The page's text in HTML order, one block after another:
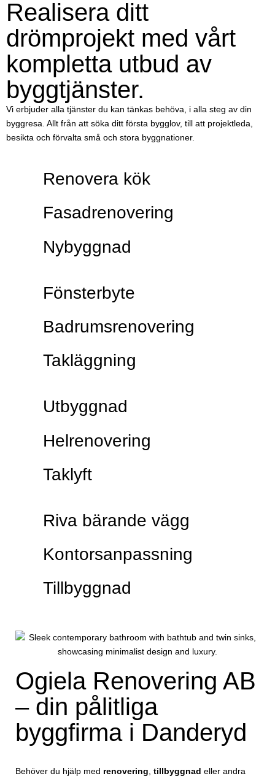
Realisera ditt
drömprojekt med vårt
kompletta utbud av
byggtjänster.
Vi erbjuder alla tjänster du kan tänkas behöva, i alla steg av din
byggresa. Allt från att söka ditt första bygglov, till att projektleda,
besikta och förvalta små och stora byggnationer.
Renovera kök
Fasadrenovering
Nybyggnad
Fönsterbyte
Badrumsrenovering
Takläggning
Utbyggnad
Helrenovering
Taklyft
Riva bärande vägg
Kontorsanpassning
Tillbyggnad
Ogiela Renovering AB
– din pålitliga
byggfirma i Danderyd
Behöver du hjälp med renovering tillbyggnad eller andra